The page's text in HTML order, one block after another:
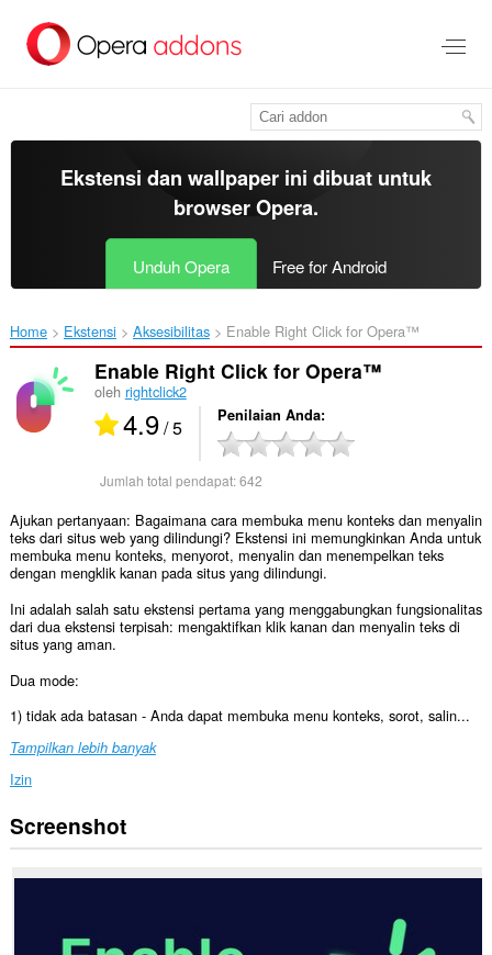
konten
Ekstensi dan wallpaper ini dibuat untuk
browser Opera.
Unduh Opera Free for Android
Home Ekstensi Aksesibilitas Enable Right Click for Opera™‎
Enable Right Click for Opera™
oleh rightclick2
4.9/ 5 Penilaian Anda
Jumlah total pendapat:642
Ajukan pertanyaan: Bagaimana cara membuka menu konteks dan menyalin
teks dari situs web yang dilindungi? Ekstensi ini memungkinkan Anda untuk
membuka menu konteks, menyorot, menyalin dan menempelkan teks
dengan mengklik kanan pada situs yang dilindungi.
Ini adalah salah satu ekstensi pertama yang menggabungkan fungsionalitas
dari dua ekstensi terpisah: mengaktifkan klik kanan dan menyalin teks di
situs yang aman.
Dua mode:
1) tidak ada batasan - Anda dapat membuka menu konteks, sorot, salin...
Tampilkan lebih banyak
Izin
Ekstensi
ini
mengakses
Screenshot